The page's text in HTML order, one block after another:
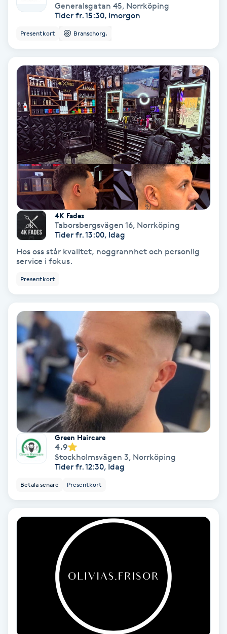
Koppningsmassage
Kosmetisk tatuering
Kostrådgivning
Kroppsinpackning
Kroppspeeling
Käkledsbehandling
Kärlbehandling
Laserbehandling
Lashlift Keratin
Liktornar
LPG
LPG-behandling
LPG-massage
Luggklippning
Lymfmassage
Läpptatuering
Makeup
Manikyr & Pedikyr
Medial vägledning
Generalsgatan 45, Norrköping
Tider fr. 15:30, Imorgon
Presentkort Branschorg.
4K Fades
Taborsbergsvägen 16, Norrköping
Tider fr. 13:00, Idag
Hos oss står kvalitet, noggrannhet och personlig
service i fokus.
Presentkort
Green Haircare
4.9
Stockholmsvägen 3, Norrköping
Tider fr. 12:30, Idag
Betala senare Presentkort